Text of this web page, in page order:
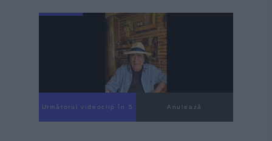
Următorul videoclip în 4 Anulează